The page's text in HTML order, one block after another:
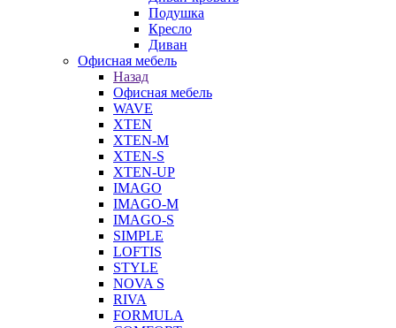
Подушка
Кресло
Диван
Офисная мебель
Назад
Офисная мебель
WAVE
XTEN
XTEN-M
XTEN-S
XTEN-UP
IMAGO
IMAGO-M
IMAGO-S
SIMPLE
LOFTIS
STYLE
NOVA S
RIVA
FORMULA